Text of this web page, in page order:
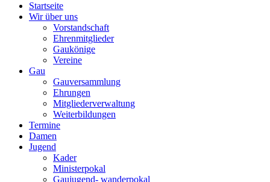
Startseite
Wir über uns
Vorstandschaft
Ehrenmitglieder
Gaukönige
Vereine
Gau
Gauversammlung
Ehrungen
Mitgliederverwaltung
Weiterbildungen
Termine
Damen
Jugend
Kader
Ministerpokal
Gaujugend- wanderpokal